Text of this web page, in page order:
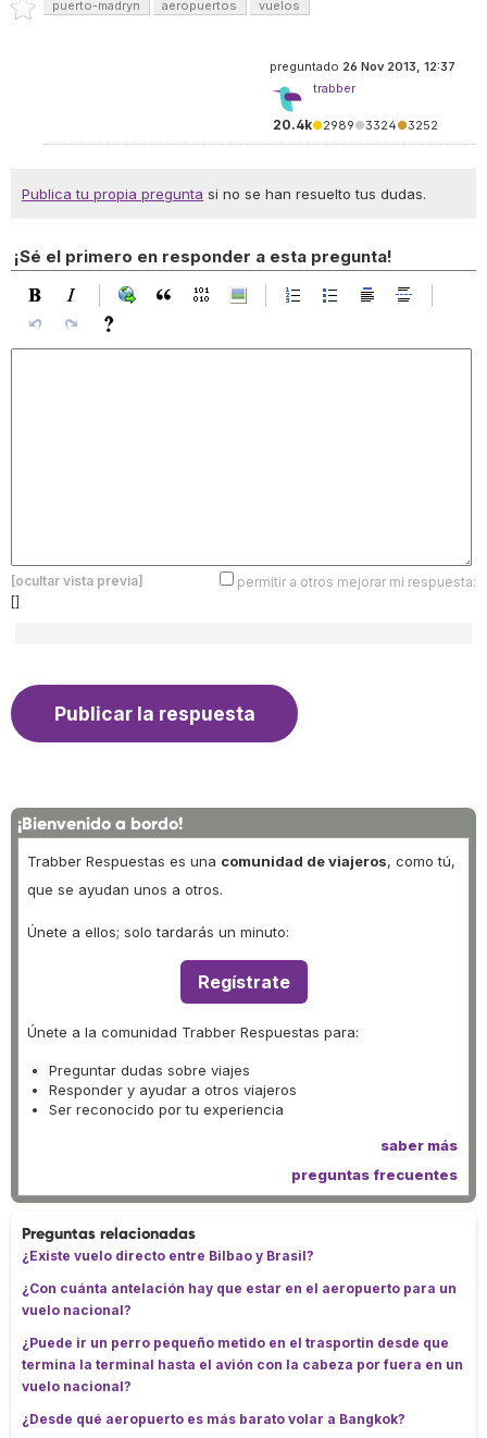
puerto-madryn aeropuertos vuelos
preguntado 26 Nov 2013, 12:37
trabber
20.4k●2989●3324●3252
Publica tu propia pregunta si no se han resuelto tus dudas.
¡Sé el primero en responder a esta pregunta!
[ocultar vista previa]
permitir a otros mejorar mi respuesta:
[]
¡Bienvenido a bordo!
Trabber Respuestas es una comunidad de viajeros, como tú,
que se ayudan unos a otros.
Únete a ellos; solo tardarás un minuto:
Regístrate
Únete a la comunidad Trabber Respuestas para:
Preguntar dudas sobre viajes
Responder y ayudar a otros viajeros
Ser reconocido por tu experiencia
saber más
preguntas frecuentes
Preguntas relacionadas
¿Existe vuelo directo entre Bilbao y Brasil?
¿Con cuánta antelación hay que estar en el aeropuerto para un
vuelo nacional?
¿Puede ir un perro pequeño metido en el trasportin desde que
termina la terminal hasta el avión con la cabeza por fuera en un
vuelo nacional?
¿Desde qué aeropuerto es más barato volar a Bangkok?